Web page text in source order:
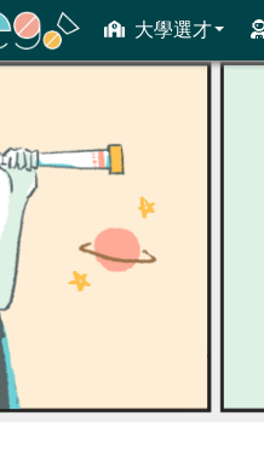
大學選才
才與高中育才輔助系統